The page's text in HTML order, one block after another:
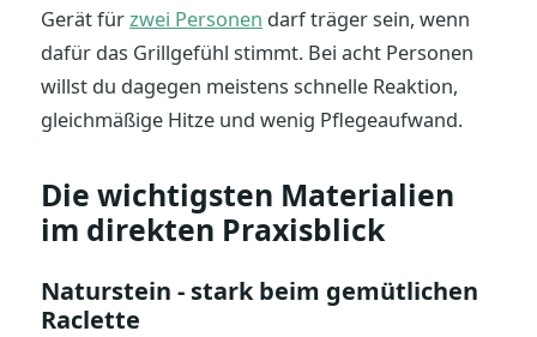
Gerät fürzwei Personen darf träger sein, wenn
dafür das Grillgefühl stimmt. Bei acht Personen
willst du dagegen meistens schnelle Reaktion,
gleichmäßige Hitze und wenig Pflegeaufwand.
Die wichtigsten Materialien
im direkten Praxisblick
Naturstein - stark beim gemütlichen
Raclette